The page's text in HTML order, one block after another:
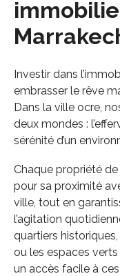
Investir dans
embrasser le rêve
Dans la ville ocre,
deux mondes :
sérénité d’un
Chaque propriété
pour sa proximité
ville, tout en
l’agitation
quartiers
ou les espaces
un accès facile à